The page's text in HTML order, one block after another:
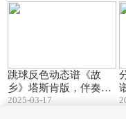
跳球反色动态谱《故
乡》塔斯肯版，伴奏A
调) [ JumpingBar 【将
2025-03-17